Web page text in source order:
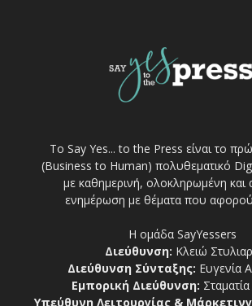
Το Say Yes... to the Press είναι το
(Business to Human) πολυθεματικό
με καθημερινή, ολοκληρωμένη και
ενημέρωση με θέματα που
Η ομάδα SayYessers
Διεύθυνση: Κλειώ
Διεύθυνση Σύνταξης: Ευγενία
Εμπορική Διεύθυνση:
Υπεύθυνη Λειτουργίας &